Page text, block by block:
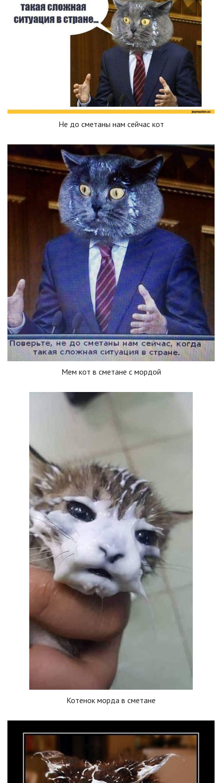
Не до сметаны нам сейчас кот
Мем кот в сметане с мордой
Котенок морда в сметане